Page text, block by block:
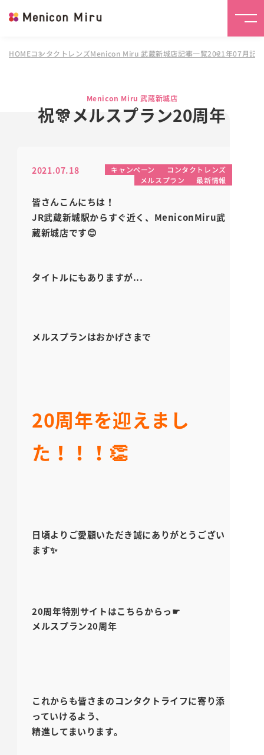
HOMEコンタクトレンズMenicon Miru 武蔵新城店記事一覧2021年07月記
Menicon Miru 武蔵新城店
祝🎊メルスプラン20周年
2021.07.18 キャンペーン
コンタクトレンズ
メルスプラン
最新情報
皆さんこんにちは！
JR武蔵新城駅からすぐ近く、MeniconMiru武
蔵新城店です😊
タイトルにもありますが...
メルスプランはおかげさまで
20周年を迎えまし
た！！！👏
日頃よりご愛顧いただき誠にありがとうござい
ます✨
20周年特別サイトはこちらからっ☛
メルスプラン20周年
これからも皆さまのコンタクトライフに寄り添
っていけるよう、
精進してまいります。